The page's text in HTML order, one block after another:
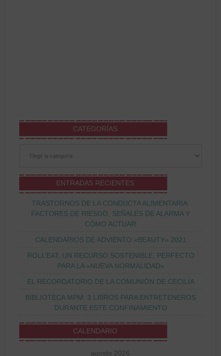
CATEGORÍAS
ENTRADAS RECIENTES
TRASTORNOS DE LA CONDUCTA ALIMENTARIA:
FACTORES DE RIESGO, SEÑALES DE ALARMA Y
CÓMO ACTUAR
CALENDARIOS DE ADVIENTO «BEAUTY» 2021
ROLL’EAT, UN RECURSO SOSTENIBLE, PERFECTO
PARA LA «NUEVA NORMALIDAD»
EL RECORDATORIO DE LA COMUNIÓN DE CECILIA
BIBLIOTECA MPM: 3 LIBROS PARA ENTRETENEROS
DURANTE ESTE CONFINAMIENTO
CALENDARIO
agosto 2026